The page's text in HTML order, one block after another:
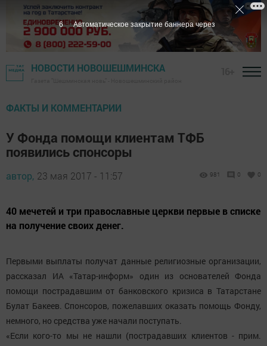
НОВОСТИ НОВОШЕШМИНСКА
ФАКТЫ И КОММЕНТАРИИ
У Фонда помощи клиентам ТФБ
появились спонсоры
автор, 23 мая 2017 - 11:57 981 0 0
40 мечетей и три православные церкви первые в списке
на получение своих денег.
Первыми выплаты получат данные религиозные организации,
рассказал ИА «Татар-информ» один из основателей Фонда
помощи пострадавшим от банковского кризиса в Татарстане
Булат Бакеев. Спонсоров, пожелавших оказать помощь Фонду,
немного, но средства уже начали поступать.
«Если кого-то мы не нашли (пострадавших клиентов - прим.
5 Автоматическое закрытие баннера через